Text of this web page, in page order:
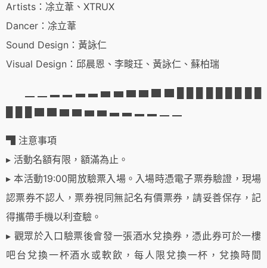
Artists：凃立葦、XTRUX
Dancer：凃立葦
Sound Design：黃詠仁
Visual Design：邱晨恩、李畯玨、黃詠仁、蘇柏瑞
▁ ▁ ▂ ▂ ▃ ▃ ▅ ▅ ▆ ▆ ▇ ▇ █ █ █ █ █ █ █ █ █
█ █ █ ▇ ▇ ▆ ▆ ▅ ▅ ▃ ▃ ▂ ▂ ▁ ▁
▜ 注意事項
▸ 活動名額有限，額滿為止。
▸ 本活動19:00開放驗票入場。入場時憑電子票券驗證，現場
認票券不認人，票券視同無記名有價票券，請妥善保存，記
得攜帶手機以利查驗。
▸ 觀眾於入口驗票後會發一張酒水兌換券，憑此券可於一樓
吧台兌換一杯酒水或軟飲，每人限兌換一杯，兌換時間